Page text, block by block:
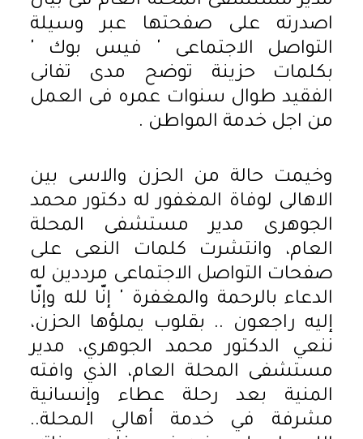
اصدرته على صفحتها عبر وسيلة
التواصل الاجتماعى ' فيس بوك '
بكلمات حزينة توضح مدى تفانى
الفقيد طوال سنوات عمره فى العمل
من اجل خدمة المواطن .
وخيمت حالة من الحزن والاسى بين
الاهالى لوفاة المغفور له دكتور محمد
الجوهرى مدير مستشفى المحلة
العام، وانتشرت كلمات النعى على
صفحات التواصل الاجتماعى مرددين له
الدعاء بالرحمة والمغفرة ' إنّا لله وإنّا
إليه راجعون .. بقلوب يملؤها الحزن،
ننعي الدكتور محمد الجوهري، مدير
مستشفى المحلة العام، الذي وافته
المنية بعد رحلة عطاء وإنسانية
مشرفة في خدمة أهالي المحلة..